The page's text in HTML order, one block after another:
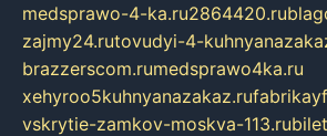
medsprawo-4-ka.ru2864420.ru
zajmy24.rutovudyi-4-
brazzerscom.rumedsprawo4ka.ru
xehyroo5kuhnyanazakaz.ru
vskrytie-zamkov-moskva-113.ru